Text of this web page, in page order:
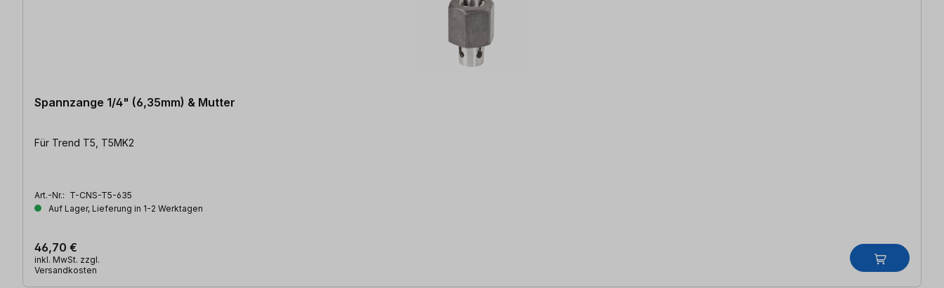
Spannzange 1/4" (6,35mm) & Mutter
Für Trend T5, T5MK2
Art.-Nr.: T-CNS-T5-635
Auf Lager, Lieferung in 1-2 Werktagen
46,70 €
inkl. MwSt. zzgl.
Versandkosten